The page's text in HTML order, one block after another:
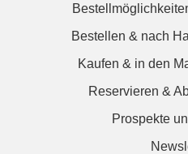
Bestellen & nach
Kaufen & in den
Reservieren &
Prospekte